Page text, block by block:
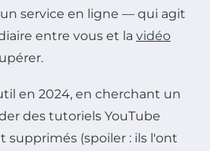
service en ligne — qui agit
entre vous et la vidéo
en 2024, en cherchant un
des tutoriels YouTube
supprimés (spoiler : ils l'ont